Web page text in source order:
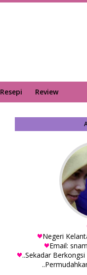
Resepi Review
Negeri
Email:
..Sekadar